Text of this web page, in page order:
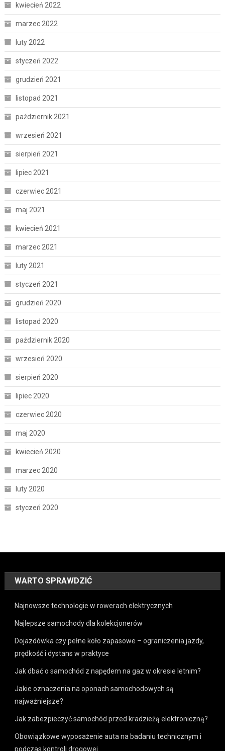
kwiecień 2022
marzec 2022
luty 2022
styczeń 2022
grudzień 2021
listopad 2021
październik 2021
wrzesień 2021
sierpień 2021
lipiec 2021
czerwiec 2021
maj 2021
kwiecień 2021
marzec 2021
luty 2021
styczeń 2021
grudzień 2020
listopad 2020
październik 2020
wrzesień 2020
sierpień 2020
lipiec 2020
czerwiec 2020
maj 2020
kwiecień 2020
marzec 2020
luty 2020
styczeń 2020
WARTO SPRAWDZIĆ
Najnowsze technologie w rowerach elektrycznych
Najlepsze samochody dla kolekcjonerów
Dojazdówka czy pełne koło zapasowe – ograniczenia jazdy,
prędkość i dystans w praktyce
Jak dbać o samochód z napędem na gaz w okresie letnim?
Jakie oznaczenia na oponach samochodowych są
najważniejsze?
Jak zabezpieczyć samochód przed kradzieżą elektroniczną?
Obowiązkowe wyposażenie auta na badaniu technicznym i
podczas kontroli drogowej